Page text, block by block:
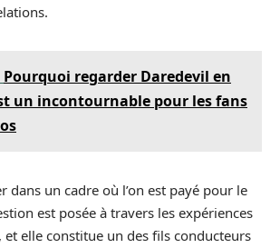
Pourquoi regarder Daredevil en
un incontournable pour les fans
dans un cadre où l’on est payé pour le
est posée à travers les expériences
et elle constitue un des fils conducteurs